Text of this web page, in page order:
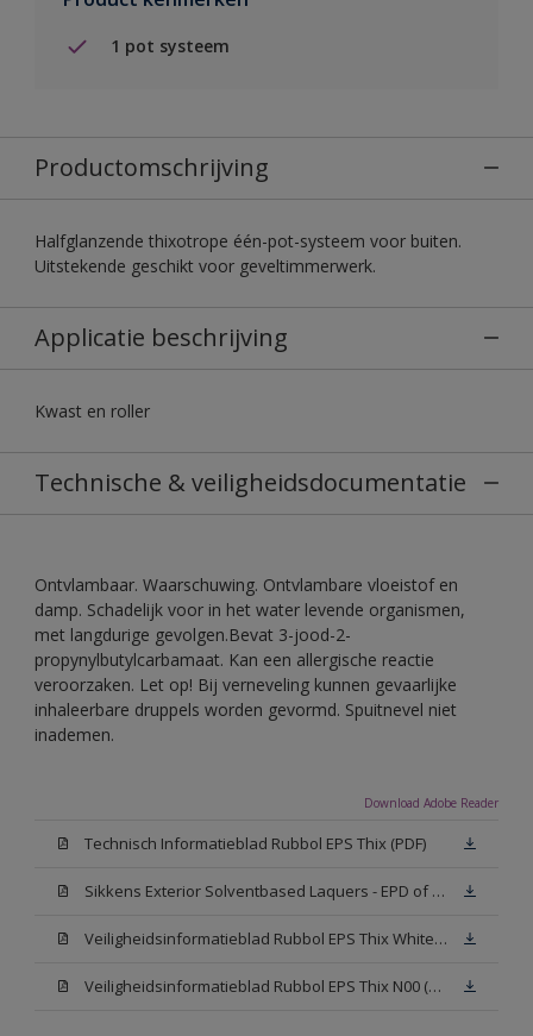
1 pot systeem
Productomschrijving
Halfglanzende thixotrope één-pot-systeem voor buiten.
Uitstekende geschikt voor geveltimmerwerk.
Applicatie beschrijving
Kwast en roller
Technische & veiligheidsdocumentatie
Ontvlambaar. Waarschuwing. Ontvlambare vloeistof en
damp. Schadelijk voor in het water levende organismen,
met langdurige gevolgen.Bevat 3-jood-2-
propynylbutylcarbamaat. Kan een allergische reactie
veroorzaken. Let op! Bij verneveling kunnen gevaarlijke
inhaleerbare druppels worden gevormd. Spuitnevel niet
inademen.
Download Adobe Reader
Technisch Informatieblad Rubbol EPS Thix (PDF)
Sikkens Exterior Solventbased Laquers - EPD of Milieuproductverklaring
Veiligheidsinformatieblad Rubbol EPS Thix White W05 (MSDS)
Veiligheidsinformatieblad Rubbol EPS Thix N00 (MSDS)